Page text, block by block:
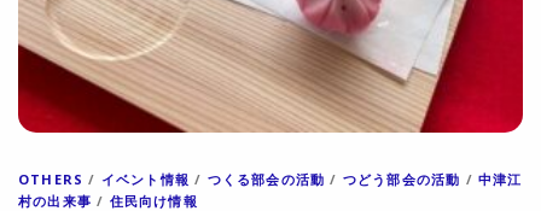
OTHERS / イベント情報 / つくる部会の活動 / つどう部会の活動 /中津江
村の出来事 / 住民向け情報